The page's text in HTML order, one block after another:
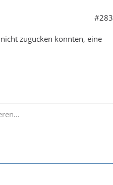
#283
zugucken konnten, eine